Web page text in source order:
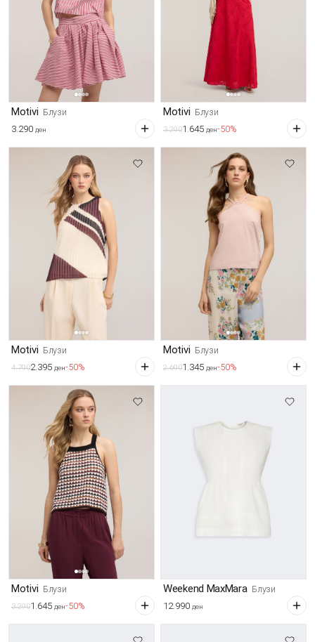
Motivi Блузи
3.290 ден
Motivi Блузи
3.2901.645 ден-50%
Motivi Блузи
4.7902.395 ден-50%
Motivi Блузи
2.6901.345 ден-50%
Motivi Блузи
3.2901.645 ден-50%
Weekend MaxMara Блузи
12.990 ден